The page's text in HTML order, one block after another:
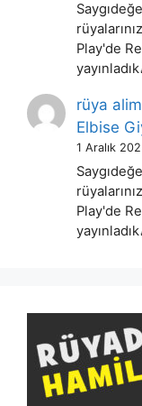
Play'de
rüya
Elbise
1 Aralık
Play'de